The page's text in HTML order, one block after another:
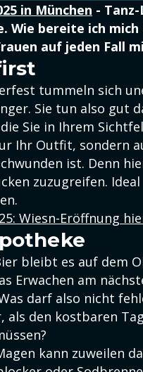
in München -
Wie bereite ich
auf jeden Fall
tummeln sich
Sie tun also gut
Sie in Ihrem
Ihr Outfit, sondern
ist. Denn
zuzugreifen.
Wiesn-Eröffnung
bleibt es auf dem
Erwachen am
darf also nicht
als den kostbaren
kann zuweilen